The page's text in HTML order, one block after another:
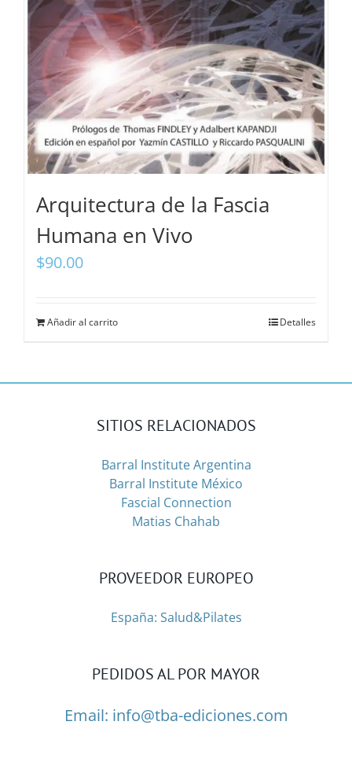
Arquitectura de la Fascia
Humana en Vivo
$90.00
Añadir al carrito Detalles
SITIOS RELACIONADOS
Barral Institute Argentina
Barral Institute México
Fascial Connection
Matias Chahab
PROVEEDOR EUROPEO
España: Salud&Pilates
PEDIDOS AL POR MAYOR
Email: info@tba-ediciones.com